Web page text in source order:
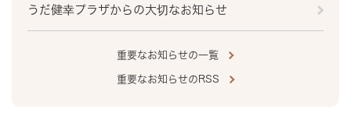
うだ健幸プラザからの大切なお知らせ
重要なお知らせの一覧
重要なお知らせのRSS